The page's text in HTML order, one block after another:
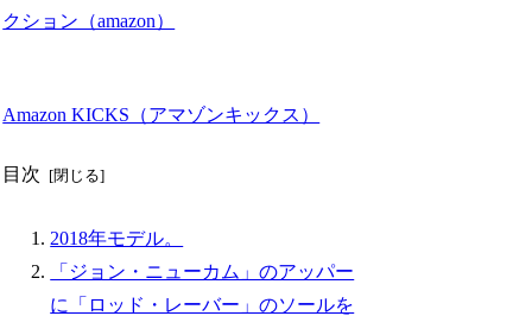
クション（amazon）
Amazon KICKS（アマゾンキックス）
目次
2018年モデル。
「ジョン・ニューカム」のアッパー
に「ロッド・レーバー」のソールを